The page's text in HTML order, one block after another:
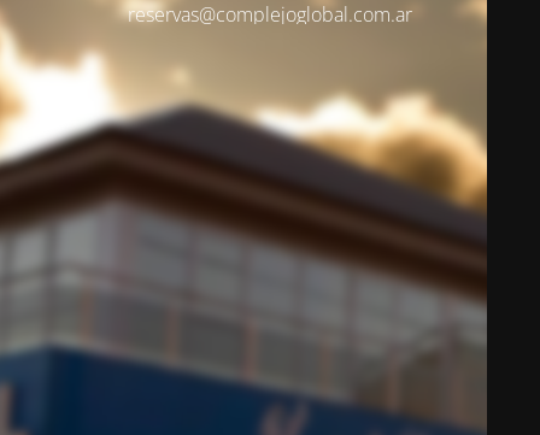
reservas@complejoglobal.com.ar